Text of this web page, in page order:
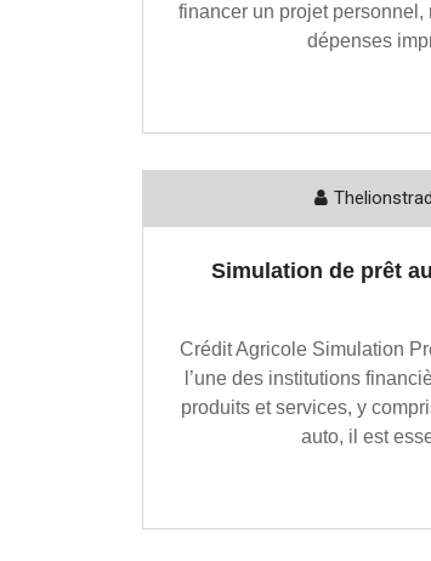
financer un projet
dépenses
Simulation de prêt
Crédit Agricole Simulation
l’une des institutions
produits et services, y
auto, il est